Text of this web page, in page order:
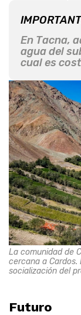
En Tacna,
agua del
cual es
La comunidad de
cercana a Cardos.
socialización del
Futuro